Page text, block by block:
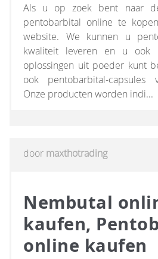
Als u op zoek bent naar
pentobarbital online te
website. We kunnen u
kwaliteit leveren en u ook
oplossingen uit poeder kunt
ook pentobarbital-capsules
Onze producten worden indi...
door maxthotrading
Nembutal
kaufen,
online kaufen